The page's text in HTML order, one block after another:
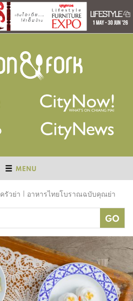
MENU
ครัวย่า | อาหารไทยโบราณฉบับคุณย่า